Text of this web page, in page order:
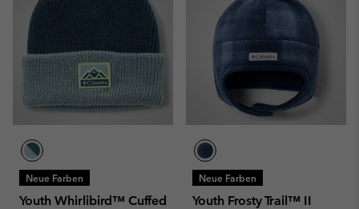
Neue Farben
Youth Whirlibird™ Cuffed
Neue Farben
Youth Frosty Trail™ II